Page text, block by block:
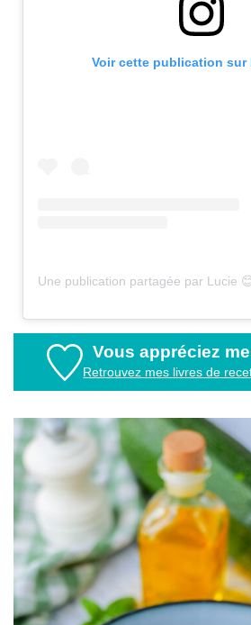
Voir cette publication sur
Vous appréciez
Retrouvez mes livres de